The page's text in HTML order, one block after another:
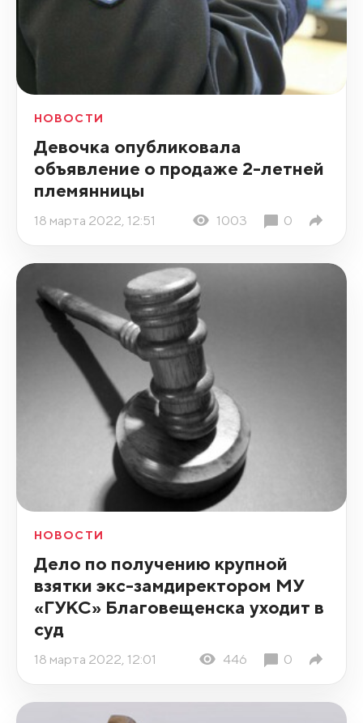
НОВОСТИ
Девочка опубликовала
объявление о продаже 2-летней
племянницы
18 марта 2022, 12:51 1003 0
НОВОСТИ
Дело по получению крупной
взятки экс-замдиректором МУ
«ГУКС» Благовещенска уходит в
суд
18 марта 2022, 12:01 446 0